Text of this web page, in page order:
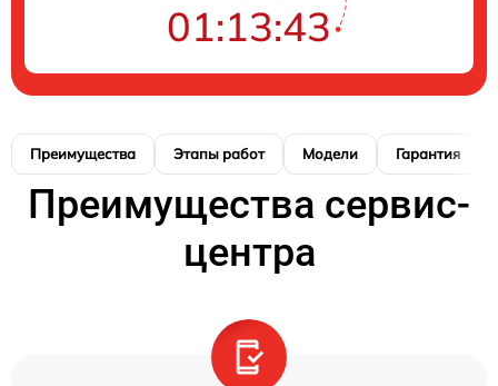
01:13:42
Преимущества Этапы работ Модели Гарантия
Преимущества сервис-
центра